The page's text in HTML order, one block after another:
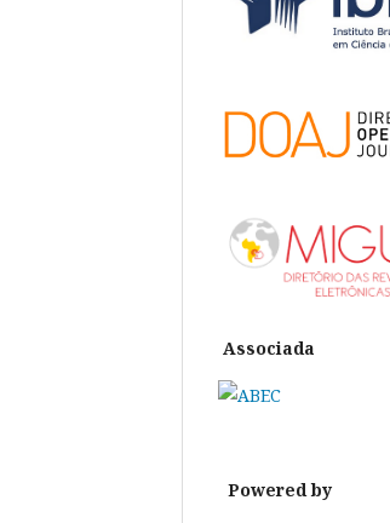
Associada
Powered by